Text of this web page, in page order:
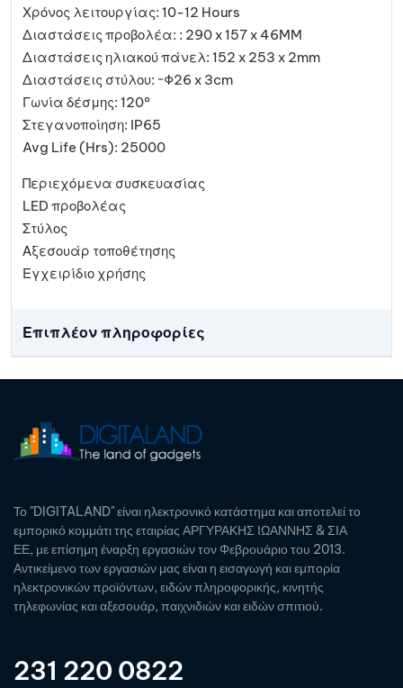
Χρόνος λειτουργίας: 10-12 Hours
Διαστάσεις προβολέα: : 290 x 157 x 46MM
Διαστάσεις ηλιακού πάνελ: 152 x 253 x 2mm
Διαστάσεις στύλου: ~Φ26 x 3cm
Γωνία δέσμης: 120°
Στεγανοποίηση: IP65
Avg Life (Hrs): 25000
Περιεχόμενα συσκευασίας
LED προβολέας
Στύλος
Αξεσουάρ τοποθέτησης
Εγχειρίδιο χρήσης
Επιπλέον πληροφορίες
Το "DIGITALAND" είναι ηλεκτρονικό κατάστημα και αποτελεί το
εμπορικό κομμάτι της εταιρίας ΑΡΓΥΡΑΚΗΣ ΙΩΑΝΝΗΣ & ΣΙΑ
ΕΕ, με επίσημη έναρξη εργασιών τον Φεβρουάριο του 2013.
Αντικείμενο των εργασιών μας είναι η εισαγωγή και εμπορία
ηλεκτρονικών προϊόντων, ειδών πληροφορικής, κινητής
τηλεφωνίας και αξεσουάρ, παιχνιδιών και ειδών σπιτιού.
231 220 0822